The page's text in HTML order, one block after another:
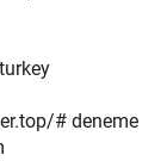
# deneme